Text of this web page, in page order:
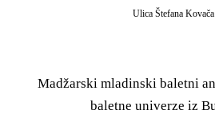
Ulica Štefana
Madžarski mladinski baletni
baletne univerze iz